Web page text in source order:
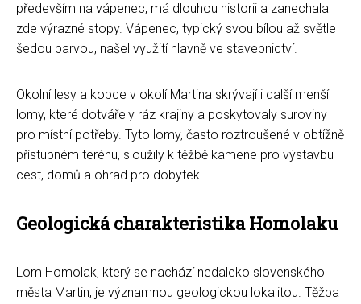
především na vápenec, má dlouhou historii a zanechala
zde výrazné stopy. Vápenec, typický svou bílou až světle
šedou barvou, našel využití hlavně ve stavebnictví.
Okolní lesy a kopce v okolí Martina skrývají i další menší
lomy, které dotvářely ráz krajiny a poskytovaly suroviny
pro místní potřeby. Tyto lomy, často roztroušené v obtížně
přístupném terénu, sloužily k těžbě kamene pro výstavbu
cest, domů a ohrad pro dobytek.
Geologická charakteristika Homolaku
Lom Homolak, který se nachází nedaleko slovenského
města Martin, je významnou geologickou lokalitou. Těžba